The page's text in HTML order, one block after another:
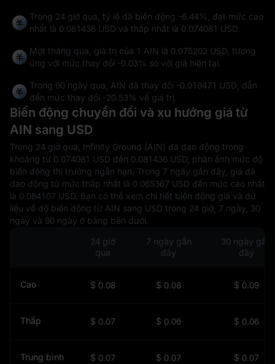
Trong 24 giờ qua, tỷ lệ đã biến động -6.44%, đạt mức cao
nhất là 0.081436 USD và thấp nhất là 0.074081 USD.
Một tháng qua, giá trị của 1 AIN là 0.075202 USD, tương
ứng với mức thay đổi -0.03% so với giá hiện tại.
Trong 90 ngày qua, AIN đã thay đổi -0.019471 USD, dẫn
đến mức thay đổi -20.53% về giá trị.
Biến động chuyển đổi và xu hướng giá từ
AIN sang USD
Trong 24 giờ qua, Infinity Ground (AIN) đã dao động trong
khoảng từ 0.074081 USD đến 0.081436 USD, phản ánh mức độ
biến động thị trường ngắn hạn. Trong 7 ngày gần đây, giá đã
dao động từ mức thấp nhất là 0.065367 USD đến mức cao nhất
là 0.084107 USD. Bạn có thể xem chi tiết biến động giá và dữ
liệu về độ biến động từ AIN sang USD trong 24 giờ, 7 ngày, 30
ngày và 90 ngày ở bảng bên dưới.
24 giờ
qua
7 ngày gần
đây
30 ngày gần
đây
Cao $ 0.08 $ 0.08 $ 0.09
Thấp $ 0.07 $ 0.06 $ 0.06
Trung bình $ 0.07 $ 0.07 $ 0.07